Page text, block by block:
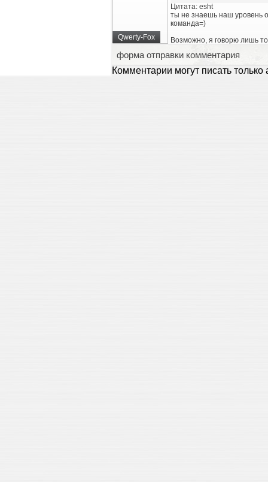
Qwerty-Fox
Цитата: esht
ты не знаешь наш уровень
команда=)
Возможно, я говорю лишь
форма отправки комментария
Комментарии могут писать